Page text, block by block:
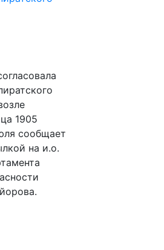
1905
сообщает
на и.о.